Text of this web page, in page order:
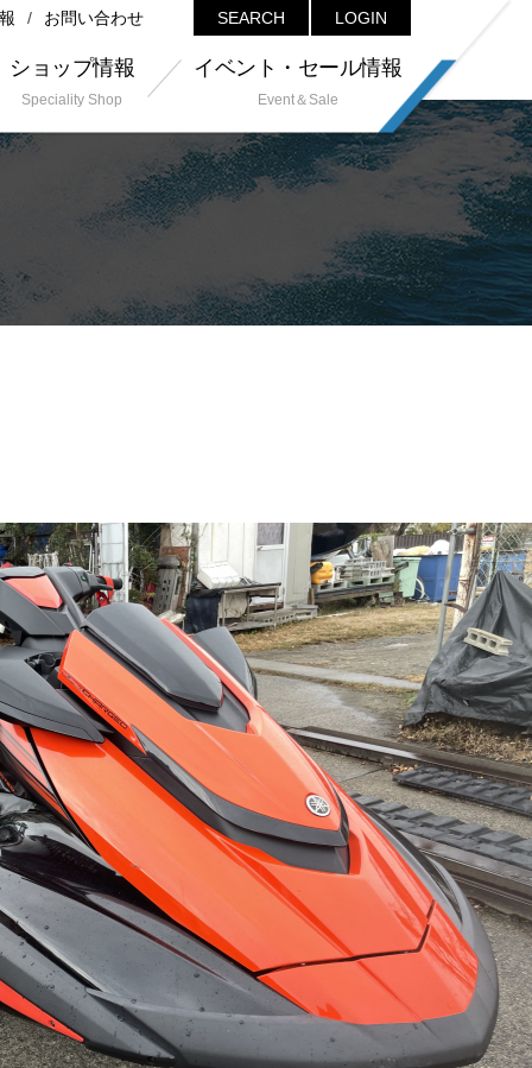
お問い合わせ SEARCH LOGIN
ショップ情報
Speciality Shop
イベント・セール情報
Event＆Sale